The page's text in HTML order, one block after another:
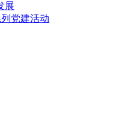
展
党建活动